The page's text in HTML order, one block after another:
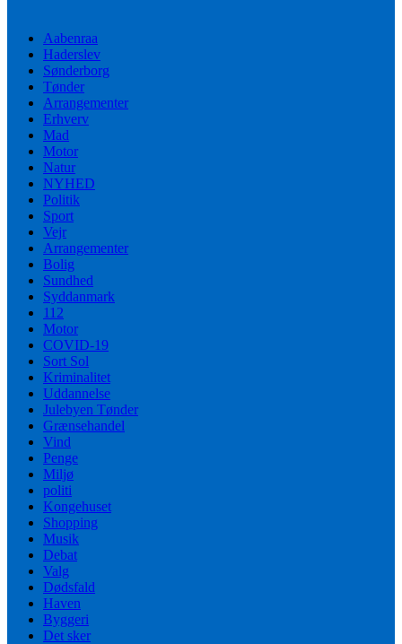
Aabenraa
Haderslev
Sønderborg
Tønder
Arrangementer
Erhverv
Mad
Motor
Natur
NYHED
Politik
Sport
Vejr
Arrangementer
Bolig
Sundhed
Syddanmark
112
Motor
COVID-19
Sort Sol
Kriminalitet
Uddannelse
Julebyen Tønder
Grænsehandel
Vind
Penge
Miljø
politi
Kongehuset
Shopping
Musik
Debat
Valg
Dødsfald
Haven
Byggeri
Det sker